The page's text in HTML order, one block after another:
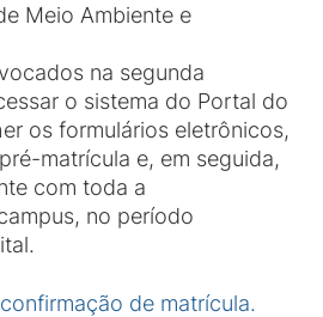
Meio Ambiente e
na segunda
o sistema do Portal do
os formulários eletrônicos,
matrícula e, em seguida,
com toda a
no período
de matrícula.